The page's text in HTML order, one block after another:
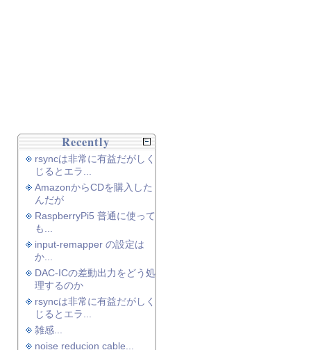
Recently
rsyncは非常に有益だがしく
じるとエラ...
AmazonからCDを購入した
んだが
RaspberryPi5 普通に使って
も...
input-remapper の設定は
か...
DAC-ICの差動出力をどう処
理するのか
rsyncは非常に有益だがしく
じるとエラ...
雑感...
noise reducion cable...